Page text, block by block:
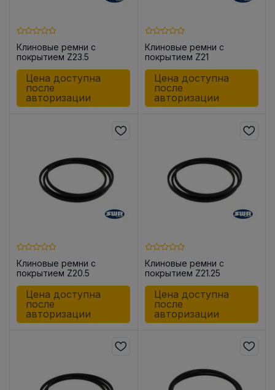
Клиновые ремни с
покрытием Z23.5
Цена доступна
после
авторизации
Клиновые ремни с
покрытием Z21
Цена доступна
после
авторизации
Клиновые ремни с
покрытием Z20.5
Цена доступна
после
авторизации
Клиновые ремни с
покрытием Z21.25
Цена доступна
после
авторизации